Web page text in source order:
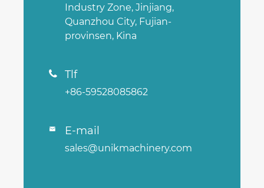
Industry Zone, Jinjiang,
Quanzhou City, Fujian-
provinsen, Kina
 Tlf
+86-59528085862
 E-mail
sales@unikmachinery.com